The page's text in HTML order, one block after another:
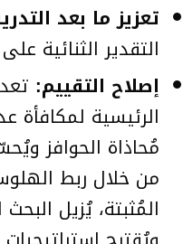
تعزيز ما بعد
التقدير الثنائية
إصلاح التقييم:
الرئيسية لمكافأة
مُحاذاة الحوافز
من خلال ربط
المُثبتة، يُزيل